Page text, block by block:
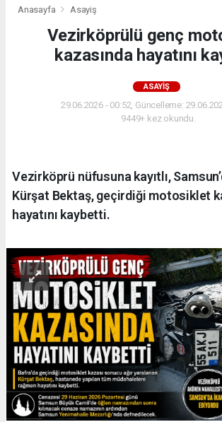
Anasayfa Asayiş
Vezirköprülü genç
kazasında hayatını
ASAYIŞ
29.06.2026 - 00:52, Güncelleme:
9449+ kez okundu.
Vezirköprü nüfusuna kayıtlı,
Kürşat Bektaş, geçirdiği motosiklet
hayatını kaybetti.